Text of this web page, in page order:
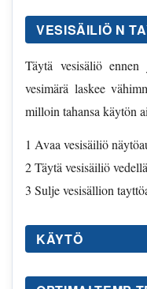
VESISÄILIÖ N
Täytä vesisäliö
vesimärä laskee
milloin tahansa käytön
1 Avaa vesisäiliö
2 Täytä vesisäiliö
3 Sulje vesisällion
KÄYTÖ